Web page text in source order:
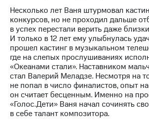
аудит
Рынок
акций
Описание
Программа
приобретения
Порядок
выкупа
акций
Дивиденды
Рынок
Несколько лет Ваня штурмовал
конкурсов, но не проходил дальше
в успех перестали верить даже
И только в 12 лет ему улыбнулась
прошел кастинг в музыкальном
где на слепых прослушиваниях
«Океанами стали». Наставником
стал Валерий Меладзе. Несмотря на
не попал в число финалистов, опыт
он считает бесценным. Именно на
«Голос.Дети» Ваня начал сочинять
в себе талант композитора.